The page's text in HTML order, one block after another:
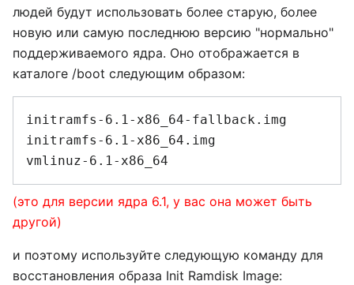
людей будут использовать более старую, более
новую или самую последнюю версию "нормально"
поддерживаемого ядра. Оно отображается в
каталоге /boot следующим образом:
initramfs-6.1-x86_64-fallback.img
initramfs-6.1-x86_64.img
(это для версии ядра 6.1, у вас она может быть
другой)
и поэтому используйте следующую команду для
восстановления образа Init Ramdisk Image: